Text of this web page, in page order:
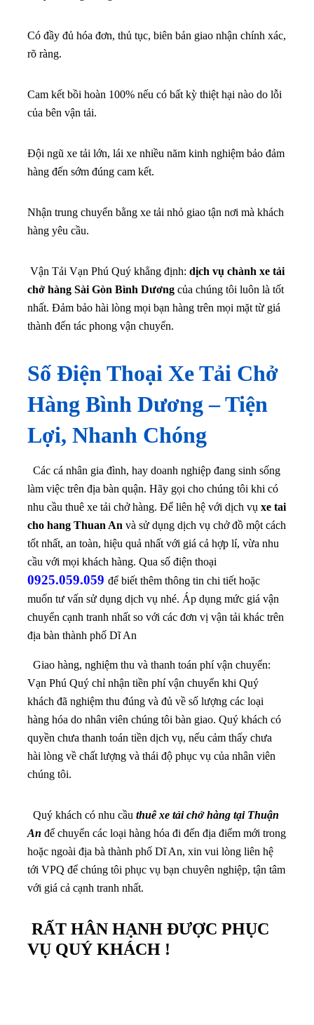
Có đầy đủ hóa đơn, thủ tục, biên bản giao nhận chính xác,
rõ ràng.
Cam kết bồi hoàn 100% nếu có bất kỳ thiệt hại nào do lỗi
của bên vận tải.
Đội ngũ xe tải lớn, lái xe nhiều năm kinh nghiệm bảo đảm
hàng đến sớm đúng cam kết.
Nhận trung chuyển bằng xe tải nhỏ giao tận nơi mà khách
hàng yêu cầu.
Vận Tải Vạn Phú Quý khẳng định: dịch vụ chành xe tải
chở hàng Sài Gòn Bình Dương của chúng tôi luôn là tốt
nhất. Đảm bảo hài lòng mọi bạn hàng trên mọi mặt từ giá
thành đến tác phong vận chuyển.
Số Điện Thoại Xe Tải Chở
Hàng Bình Dương – Tiện
Lợi, Nhanh Chóng
Các cá nhân gia đình, hay doanh nghiệp đang sinh sống
làm việc trên địa bàn quận. Hãy gọi cho chúng tôi khi có
nhu cầu thuê xe tải chở hàng. Để liên hệ với dịch vụ xe tai
cho hang Thuan An và sử dụng dịch vụ chở đồ một cách
tốt nhất, an toàn, hiệu quả nhất với giá cả hợp lí, vừa nhu
cầu với mọi khách hàng. Qua số điện thoại
0925.059.059 để biết thêm thông tin chi tiết hoặc
muốn tư vấn sử dụng dịch vụ nhé. Áp dụng mức giá vận
chuyển cạnh tranh nhất so với các đơn vị vận tải khác trên
địa bàn thành phố Dĩ An
Giao hàng, nghiệm thu và thanh toán phí vận chuyển:
Vạn Phú Quý chỉ nhận tiền phí vận chuyển khi Quý
khách đã nghiệm thu đúng và đủ về số lượng các loại
hàng hóa do nhân viên chúng tôi bàn giao. Quý khách có
quyền chưa thanh toán tiền dịch vụ, nếu cảm thấy chưa
hài lòng về chất lượng và thái độ phục vụ của nhân viên
chúng tôi.
Quý khách có nhu cầu thuê xe tải chở hàng tại Thuận
An để chuyển các loại hàng hóa đi đến địa điểm mới trong
hoặc ngoài địa bà thành phố Dĩ An, xin vui lòng liên hệ
tới VPQ để chúng tôi phục vụ bạn chuyên nghiệp, tận tâm
với giá cả cạnh tranh nhất.
RẤT HÂN HẠNH ĐƯỢC PHỤC
VỤ QUÝ KHÁCH !